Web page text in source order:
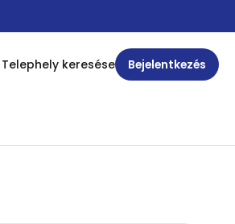
Telephely keresése Bejelentkezés